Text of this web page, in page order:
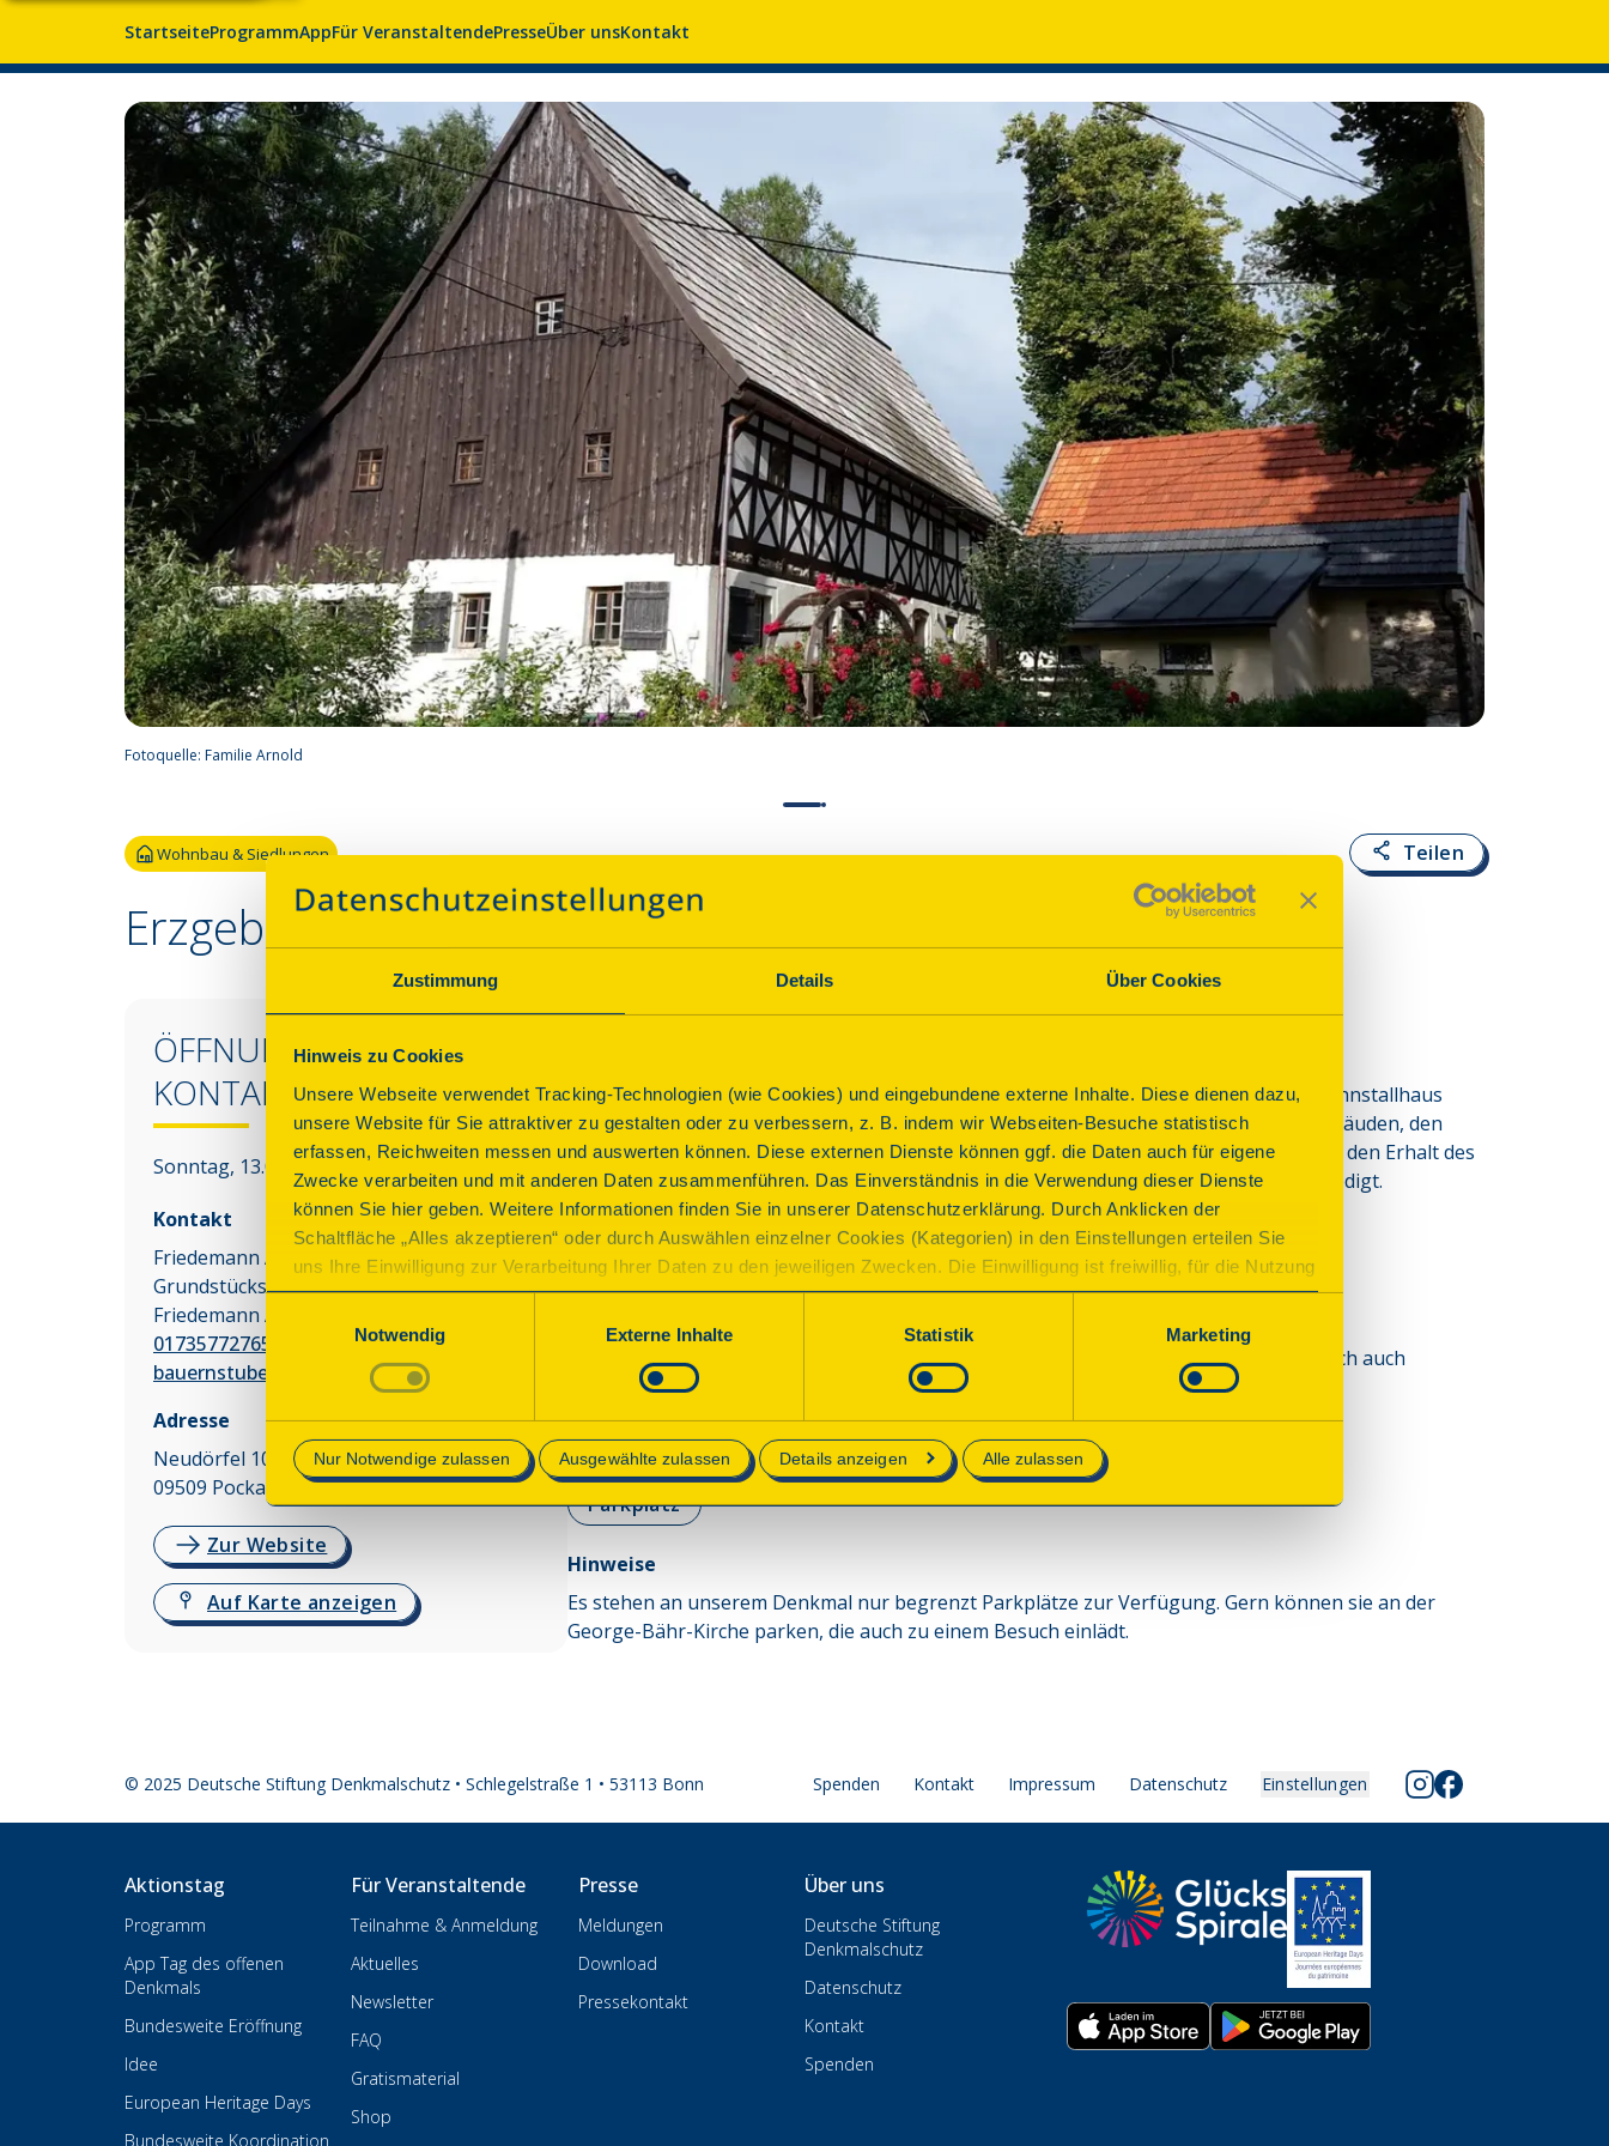
Zustimmung Details Über Cookies
Hinweis zu Cookies
Unsere Webseite verwendet Tracking-Technologien (wie Cookies) und eingebundene externe Inhalte. Diese dienen dazu,
unsere Website für Sie attraktiver zu gestalten oder zu verbessern, z. B. indem wir Webseiten-Besuche statistisch
erfassen, Reichweiten messen und auswerten können. Diese externen Dienste können ggf. die Daten auch für eigene
Zwecke verarbeiten und mit anderen Daten zusammenführen. Das Einverständnis in die Verwendung dieser Dienste
können Sie hier geben. Weitere Informationen finden Sie in unserer Datenschutzerklärung. Durch Anklicken der
Schaltfläche „Alles akzeptieren“ oder durch Auswählen einzelner Cookies (Kategorien) in den Einstellungen erteilen Sie
uns Ihre Einwilligung zur Verarbeitung Ihrer Daten zu den jeweiligen Zwecken. Die Einwilligung ist freiwillig, für die Nutzung
des Onlineangebots nicht erforderlich und kann jederzeit aktualisiert oder widerrufen werden. Wenn Sie das Consent Tool
mit „Speichern“ bestätigen, werden nur essenzielle Cookies auf der Webseite gesetzt, die technisch notwendig und für den
Notwendig
Externe Inhalte Statistik Marketing
Nur Notwendige zulassen Ausgewählte zulassen Details anzeigen Alle zulassen
StartseiteProgrammAppFür VeranstaltendePresseÜber unsKontakt
Fotoquelle: Familie Arnold
Wohnbau & Siedlungen Teilen
Erzgebirgisches Wohnstallhaus
ÖFFNUNGSZEITEN &
KONTAKT
Sonntag, 13.09.2026 11:00 - 17:00 Uhr
Kontakt
Friedemann Arnold
Grundstücksgemeinschaft Ines und
Friedemann Arnold
01735772765
bauernstube.forchheim@web.de
Adresse
Neudörfel 10
09509 Pockau
Zur Website
Auf Karte anzeigen
Über dieses Denkmal
Das vermutlich Anfang des 17. Jhs. errichtete und zu Beginn des 20. Jhs. erweiterte Wohnstallhaus
eines landwirtschaftlichen Anwesens wurde gemeinsam mit den erhaltenen Nebengebäuden, den
Fachwerkausbauten, neu belebt. Es wird eine neue Nutzung präsentiert, die einerseits den Erhalt des
Denkmals sichert und andererseits die Bedürfnisse einer zeitgemäßen Nutzung befriedigt.
Programm
Entdecken sie bei einer Führung unser liebevoll saniertes Fachwerkhaus. Lassen sie sich auch
einladen zu
Kaffee und Kuchen, Flammkuchen, Buttermilchgetzen und
Wurzelbrot aus dem Holzbackofen.
Parkplatz
Hinweise
Es stehen an unserem Denkmal nur begrenzt Parkplätze zur Verfügung. Gern können sie an der
George-Bähr-Kirche parken, die auch zu einem Besuch einlädt.
© 2025 Deutsche Stiftung Denkmalschutz • Schlegelstraße 1 • 53113 Bonn Spenden Kontakt Impressum Datenschutz Einstellungen
Aktionstag
Programm
App Tag des offenen
Denkmals
Bundesweite Eröffnung
Idee
European Heritage Days
Bundesweite Koordination
Für Veranstaltende
Teilnahme & Anmeldung
Aktuelles
Newsletter
FAQ
Gratismaterial
Shop
Presse
Meldungen
Download
Pressekontakt
Über uns
Deutsche Stiftung
Denkmalschutz
Datenschutz
Kontakt
Spenden